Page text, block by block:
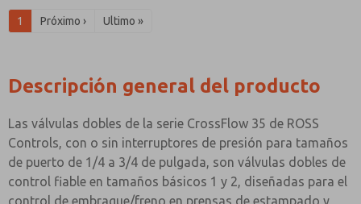
1 Próximo › Ultimo »
Descripción general del producto
Las válvulas dobles de la serie CrossFlow 35 de ROSS
Controls, con o sin interruptores de presión para tamaños
de puerto de 1/4 a 3/4 de pulgada, son válvulas dobles de
control fiable en tamaños básicos 1 y 2, diseñadas para el
control de embrague/freno en prensas de estampado y